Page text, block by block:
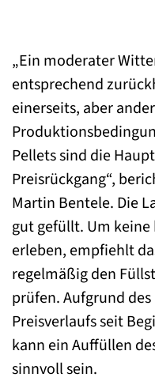
„Ein moderater
entsprechend
einerseits, aber
Pellets sind die
Preisrückgang“,
Martin Bentele. Die
gut gefüllt. Um keine
erleben, empfiehlt
regelmäßig den
prüfen. Aufgrund
Preisverlaufs seit
kann ein Auffüllen
sinnvoll sein.